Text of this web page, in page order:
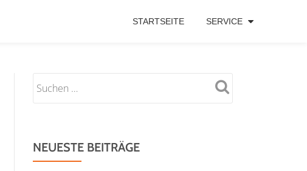
STARTSEITE SERVICE
NEUESTE BEITRÄGE